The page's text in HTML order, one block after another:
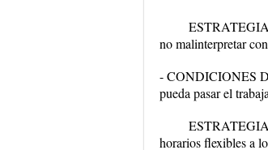
no malinterpretar
- CONDICIONES
pueda pasar el
horarios flexibles a